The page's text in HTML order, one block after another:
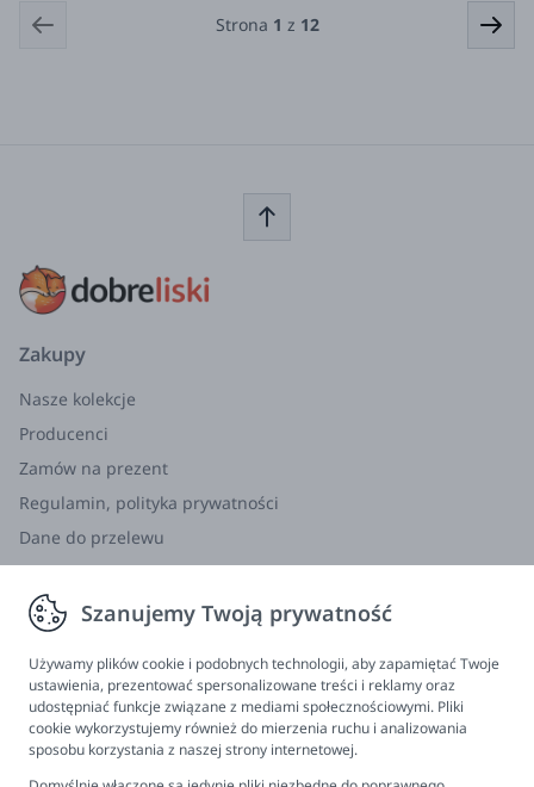
Strona 1 z 12
Zakupy
Nasze kolekcje
Producenci
Zamów na prezent
Regulamin, polityka prywatności
Dane do przelewu
Zwroty, wymiana, reklamacja
Informacje
Program lojalnościowy
FAQ - najczęściej zadawane pytania
Newsletter
Szanujemy Twoją prywatność
Używamy plików cookie i podobnych technologii, aby zapamiętać Twoje
ustawienia, prezentować spersonalizowane treści i reklamy oraz
udostępniać funkcje związane z mediami społecznościowymi. Pliki
cookie wykorzystujemy również do mierzenia ruchu i analizowania
sposobu korzystania z naszej strony internetowej.